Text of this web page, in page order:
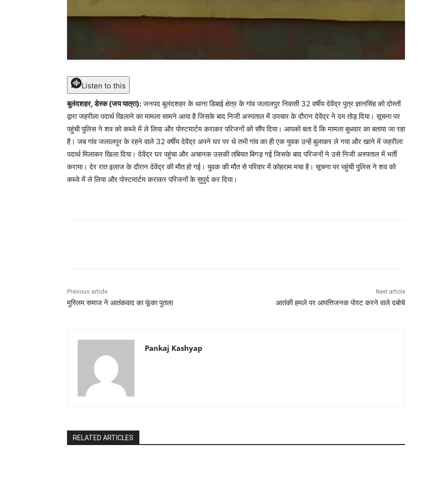
Listen to this
बुलंदशहर, डेस्क (जय यात्रा):जनपद बुलंदशहर के थाना डिबाई क्षेत्र के गांव जलालपुर निवासी 32 वर्षीय देवेंद्र पुत्र ज्ञानसिंह को दोस्तों
द्वारा जहरीला पदार्थ खिलाने का मामला सामने आया है जिसके बाद निजी अस्पताल में उपचार के दौरान देवेंद्र ने दम तोड़ दिया। सूचना पर
पहुंची पुलिस ने शव को कब्जे में ले लिया और पोस्टमार्टम कराकर परिजनों को सौंप दिया। आपको बता दें कि मामला बुधवार का बताया जा रहा
है। जब गांव जलालपुर के रहने वाले 32 वर्षीय देवेंद्र अपने घर पर थे तभी गांव का ही एक युवक उन्हें बुलाकर ले गया और खाने में जहरीला
पदार्थ मिलाकर खिला दिया। देवेंद्र घर पहुंचा और अचानक उसकी तबियत बिगड़ गई जिसके बाद परिजनों ने उसे निजी अस्पताल में भर्ती
कराया। देर रात इलाज के दौरान देवेंद्र की मौत हो गई। युवक की मौत से परिवार में कोहराम मचा है। सूचना पर पहुंची पुलिस ने शव को
कब्जे में ले लिया और पोस्टमार्टम कराकर परिजनों के सुपुर्द कर दिया।
Previous article
मुस्लिम समाज ने आतंकवाद का फूंका पुतला
Next article
आतंकी हमले पर आपत्तिजनक पोस्ट करने वाले दबोचे
Pankaj Kashyap
RELATED ARTICLES